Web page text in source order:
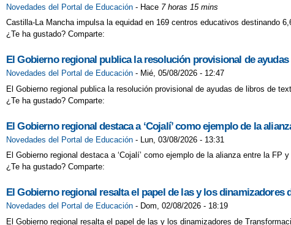
Novedades del Portal de Educación - Hace 7 horas 15 mins
Castilla-La Mancha impulsa la equidad en 169 centros educativos destinando
¿Te ha gustado? Comparte:
El Gobierno regional publica la resolución provisional de
Novedades del Portal de Educación - Mié, 05/08/2026 - 12:47
El Gobierno regional publica la resolución provisional de ayudas de libros de
¿Te ha gustado? Comparte:
El Gobierno regional destaca a ‘Cojalí’ como ejemplo de la
Novedades del Portal de Educación - Lun, 03/08/2026 - 13:31
El Gobierno regional destaca a ‘Cojalí’ como ejemplo de la alianza entre la
¿Te ha gustado? Comparte:
El Gobierno regional resalta el papel de las y los
Novedades del Portal de Educación - Dom, 02/08/2026 - 18:19
El Gobierno regional resalta el papel de las y los dinamizadores de